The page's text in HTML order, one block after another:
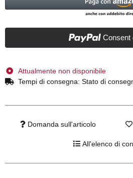
Consent
Attualmente non disponibile
Tempi di consegna: Stato di
Domanda sull'articolo
All'elenco di